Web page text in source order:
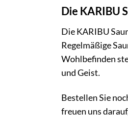
Die KARIBU
Die KARIBU
Regelmäßige
Wohlbefinden
und Geist.
Bestellen Sie
freuen uns